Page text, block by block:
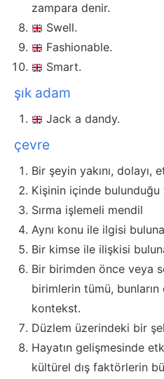
zampara denir.
Swell.
Fashionable.
Smart.
şık adam
Jack a dandy.
çevre
Bir şeyin yakını, dolayı,
Kişinin içinde
Sırma işlemeli mendil
Aynı konu ile ilgisi
Bir kimse ile ilişkisi
Bir birimden önce veya
birimlerin tümü,
kontekst.
Düzlem üzerindeki bir
Hayatın gelişmesinde
kültürel dış faktörlerin